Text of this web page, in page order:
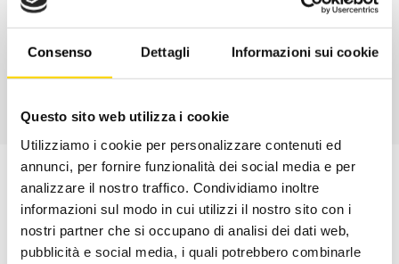
Consenso Dettagli Informazioni sui cookie
Questo sito web utilizza i cookie
Utilizziamo i cookie per personalizzare contenuti ed
annunci, per fornire funzionalità dei social media e per
analizzare il nostro traffico. Condividiamo inoltre
informazioni sul modo in cui utilizzi il nostro sito con i
nostri partner che si occupano di analisi dei dati web,
pubblicità e social media, i quali potrebbero combinarle